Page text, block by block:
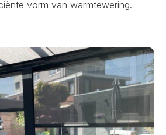
vorm van warmtewering.